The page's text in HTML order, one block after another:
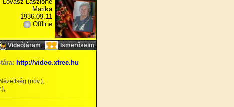
Marika
1936.09.11
Offline
Videótáram, Ismerőseim
http://video.xfree.hu
Nézettség (növ.),
,